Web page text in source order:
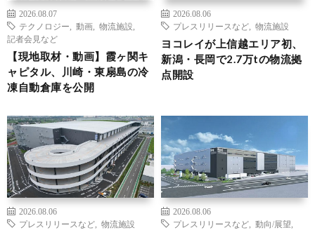
2026.08.07
テクノロジー
動画 物流施設
記者会見など
【現地取材・動画】霞ヶ関キ
ャピタル、川崎・東扇島の冷
凍自動倉庫を公開
2026.08.06
プレスリリースなど
物流施設
ヨコレイが上信越エリア初、
新潟・長岡で2.7万tの物流拠
点開設
2026.08.06
プレスリリースなど
物流施設
2026.08.06
プレスリリースなど
動向/展望